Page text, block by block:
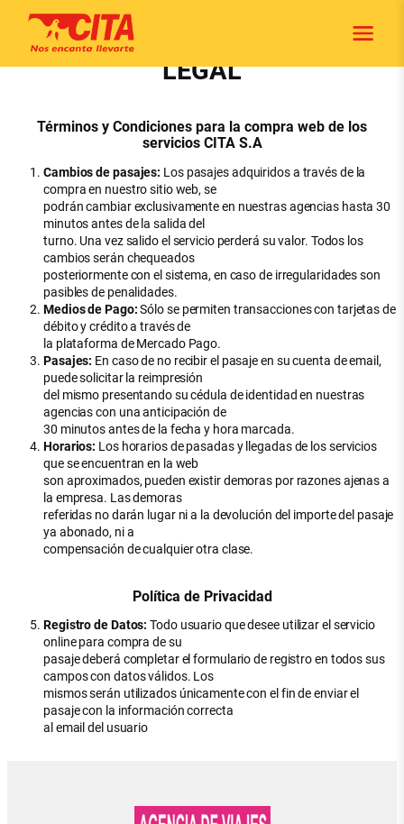
Saltar
contenido
LEGAL
Términos y Condiciones para la compra web de los
servicios CITA S.A
Cambios de pasajes: Los pasajes adquiridos a través de la
compra en nuestro sitio web, se
podrán cambiar exclusivamente en nuestras agencias hasta 30
minutos antes de la salida del
turno. Una vez salido el servicio perderá su valor. Todos los
cambios serán chequeados
posteriormente con el sistema, en caso de irregularidades son
pasibles de penalidades.
Medios de Pago:Sólo se permiten transacciones con tarjetas de
débito y crédito a través de
la plataforma de Mercado Pago.
Pasajes: En caso de no recibir el pasaje en su cuenta de email,
puede solicitar la reimpresión
del mismo presentando su cédula de identidad en nuestras
agencias con una anticipación de
30 minutos antes de la fecha y hora marcada.
Horarios: Los horarios de pasadas y llegadas de los servicios
que se encuentran en la web
son aproximados, pueden existir demoras por razones ajenas a
la empresa. Las demoras
referidas no darán lugar ni a la devolución del importe del pasaje
ya abonado, ni a
compensación de cualquier otra clase.
Política de Privacidad
Registro de Datos:Todo usuario que desee utilizar el servicio
online para compra de su
pasaje deberá completar el formulario de registro en todos sus
campos con datos válidos. Los
mismos serán utilizados únicamente con el fin de enviar el
pasaje con la información correcta
al email del usuario